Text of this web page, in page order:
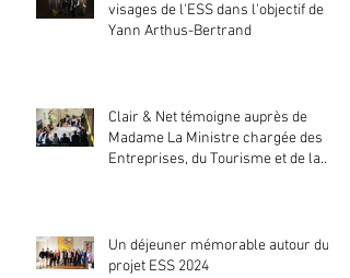
visages de l'ESS dans l'objectif de
Yann Arthus-Bertrand
Clair & Net témoigne auprès de
Madame La Ministre chargée des
Entreprises, du Tourisme et de la
Un déjeuner mémorable autour du
projet ESS 2024